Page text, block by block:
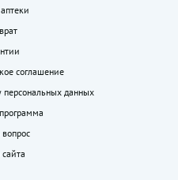
соглашение
персональных данных